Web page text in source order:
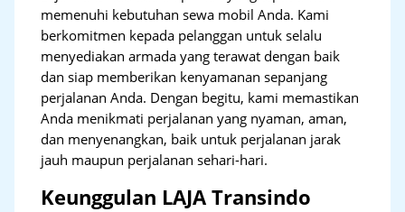
memenuhi kebutuhan sewa mobil Anda. Kami
berkomitmen kepada pelanggan untuk selalu
menyediakan armada yang terawat dengan baik
dan siap memberikan kenyamanan sepanjang
perjalanan Anda. Dengan begitu, kami memastikan
Anda menikmati perjalanan yang nyaman, aman,
dan menyenangkan, baik untuk perjalanan jarak
jauh maupun perjalanan sehari-hari.
Keunggulan LAJA Transindo